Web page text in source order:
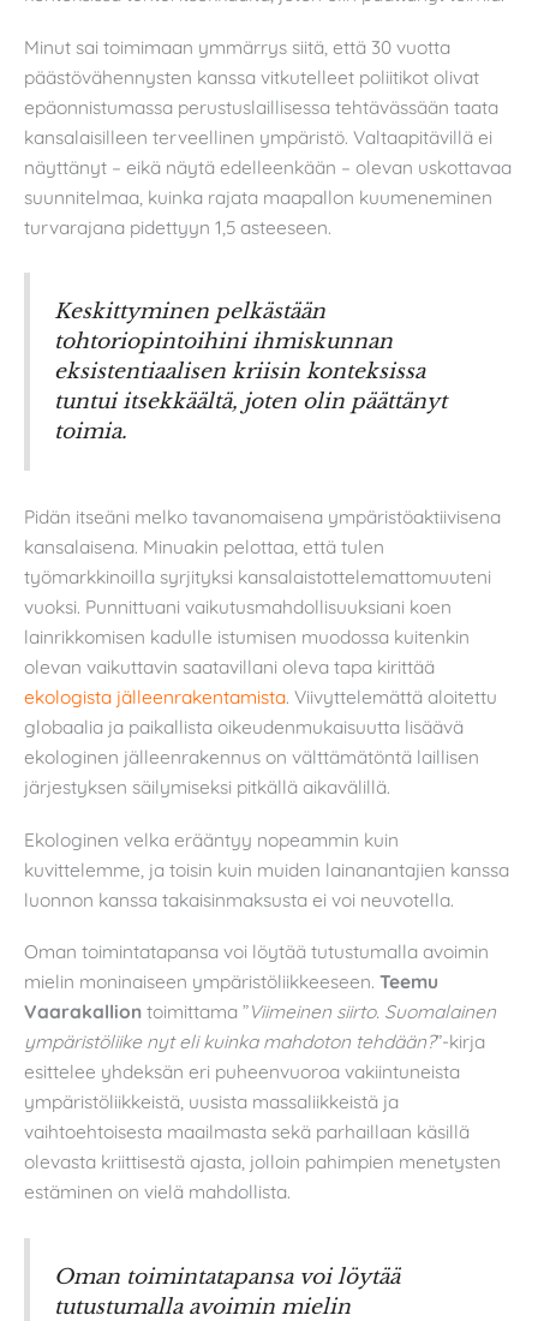
Minut sai toimimaan ymmärrys siitä, että 30 vuotta
päästövähennysten kanssa vitkutelleet poliitikot olivat
epäonnistumassa perustuslaillisessa tehtävässään taata
kansalaisilleen terveellinen ympäristö. Valtaapitävillä ei
näyttänyt – eikä näytä edelleenkään – olevan uskottavaa
suunnitelmaa, kuinka rajata maapallon kuumeneminen
turvarajana pidettyyn 1,5 asteeseen.
Keskittyminen pelkästään
tohtoriopintoihini ihmiskunnan
eksistentiaalisen kriisin konteksissa
tuntui itsekkäältä, joten olin päättänyt
toimia.
Pidän itseäni melko tavanomaisena ympäristöaktiivisena
kansalaisena. Minuakin pelottaa, että tulen
työmarkkinoilla syrjityksi kansalaistottelemattomuuteni
vuoksi. Punnittuani vaikutusmahdollisuuksiani koen
lainrikkomisen kadulle istumisen muodossa kuitenkin
olevan vaikuttavin saatavillani oleva tapa kirittää
ekologista jälleenrakentamista. Viivyttelemättä aloitettu
globaalia ja paikallista oikeudenmukaisuutta lisäävä
ekologinen jälleenrakennus on välttämätöntä laillisen
järjestyksen säilymiseksi pitkällä aikavälillä.
Ekologinen velka erääntyy nopeammin kuin
kuvittelemme, ja toisin kuin muiden lainanantajien kanssa
luonnon kanssa takaisinmaksusta ei voi neuvotella.
Oman toimintatapansa voi löytää tutustumalla avoimin
mielin moninaiseen ympäristöliikkeeseen. Teemu
Vaarakallion toimittama ”Viimeinen siirto. Suomalainen
ympäristöliike nyt eli kuinka mahdoton tehdään?”-kirja
esittelee yhdeksän eri puheenvuoroa vakiintuneista
ympäristöliikkeistä, uusista massaliikkeistä ja
vaihtoehtoisesta maailmasta sekä parhaillaan käsillä
olevasta kriittisestä ajasta, jolloin pahimpien menetysten
estäminen on vielä mahdollista.
Oman toimintatapansa voi löytää
tutustumalla avoimin mielin